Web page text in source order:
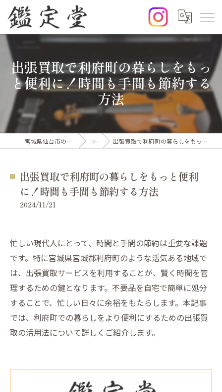
出張買取で利府町の暮らしをもっ
と便利に！時間も手間も節約する
方法
宮城県仙台市の出張買取なら鑑定堂 コラム 出張買取で利府町の暮らしをもっと便利に！時間も手間も節約する方法
出張買取で利府町の暮らしをもっと便利
に！時間も手間も節約する方法
2024/11/21
忙しい現代人にとって、時間と手間の節約は重要な課題
です。特に宮城県宮城郡利府町のような活気ある地域で
は、出張買取サービスを利用することが、賢く時間を管
理するための鍵となります。不要品を自宅で簡単に処分
することで、忙しい日々に余裕をもたらします。本記事
では、利府町での暮らしをより便利にするための出張買
取の活用法について詳しくご紹介します。